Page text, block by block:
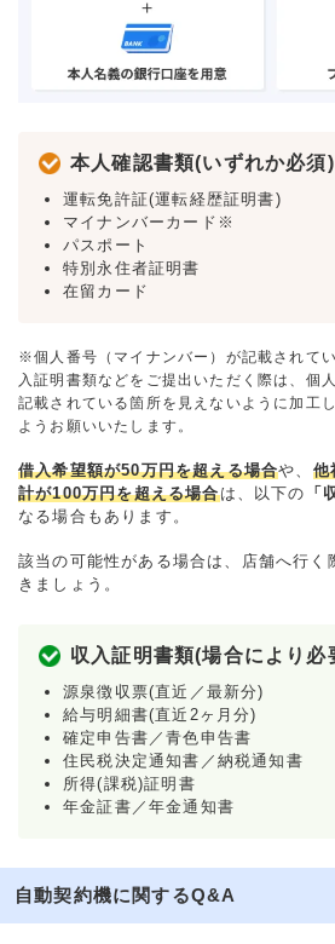
本人確認書類(いずれか必須)
運転免許証(運転経歴証明書)
マイナンバーカード※
パスポート
特別永住者証明書
在留カード
※個人番号（マイナンバー）が記載されて
入証明書類などをご提出いただく際は、個
記載されている箇所を見えないように加工
ようお願いいたします。
借入希望額が50万円を超える場合や、 他
計が100万円を超える場合は、以下の 「
なる場合もあります。
該当の可能性がある場合は、店舗へ行く
きましょう。
収入証明書類(場合により必
源泉徴収票(直近／最新分)
給与明細書(直近2ヶ月分)
確定申告書／青色申告書
住民税決定通知書／納税通知書
所得(課税)証明書
年金証書／年金通知書
自動契約機に関するQ&A